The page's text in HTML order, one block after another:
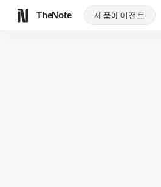
TheNote 제품에이전트